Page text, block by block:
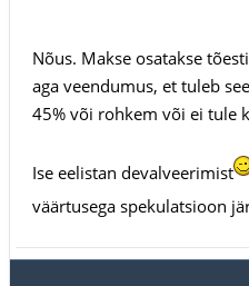
Nõus. Makse osatakse
aga veendumus, et tuleb
45% või rohkem või ei tule
Ise eelistan devalveerimist
väärtusega spekulatsioon